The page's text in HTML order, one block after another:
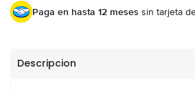
Paga en hasta 12 meses sin tarjeta
Descripcion